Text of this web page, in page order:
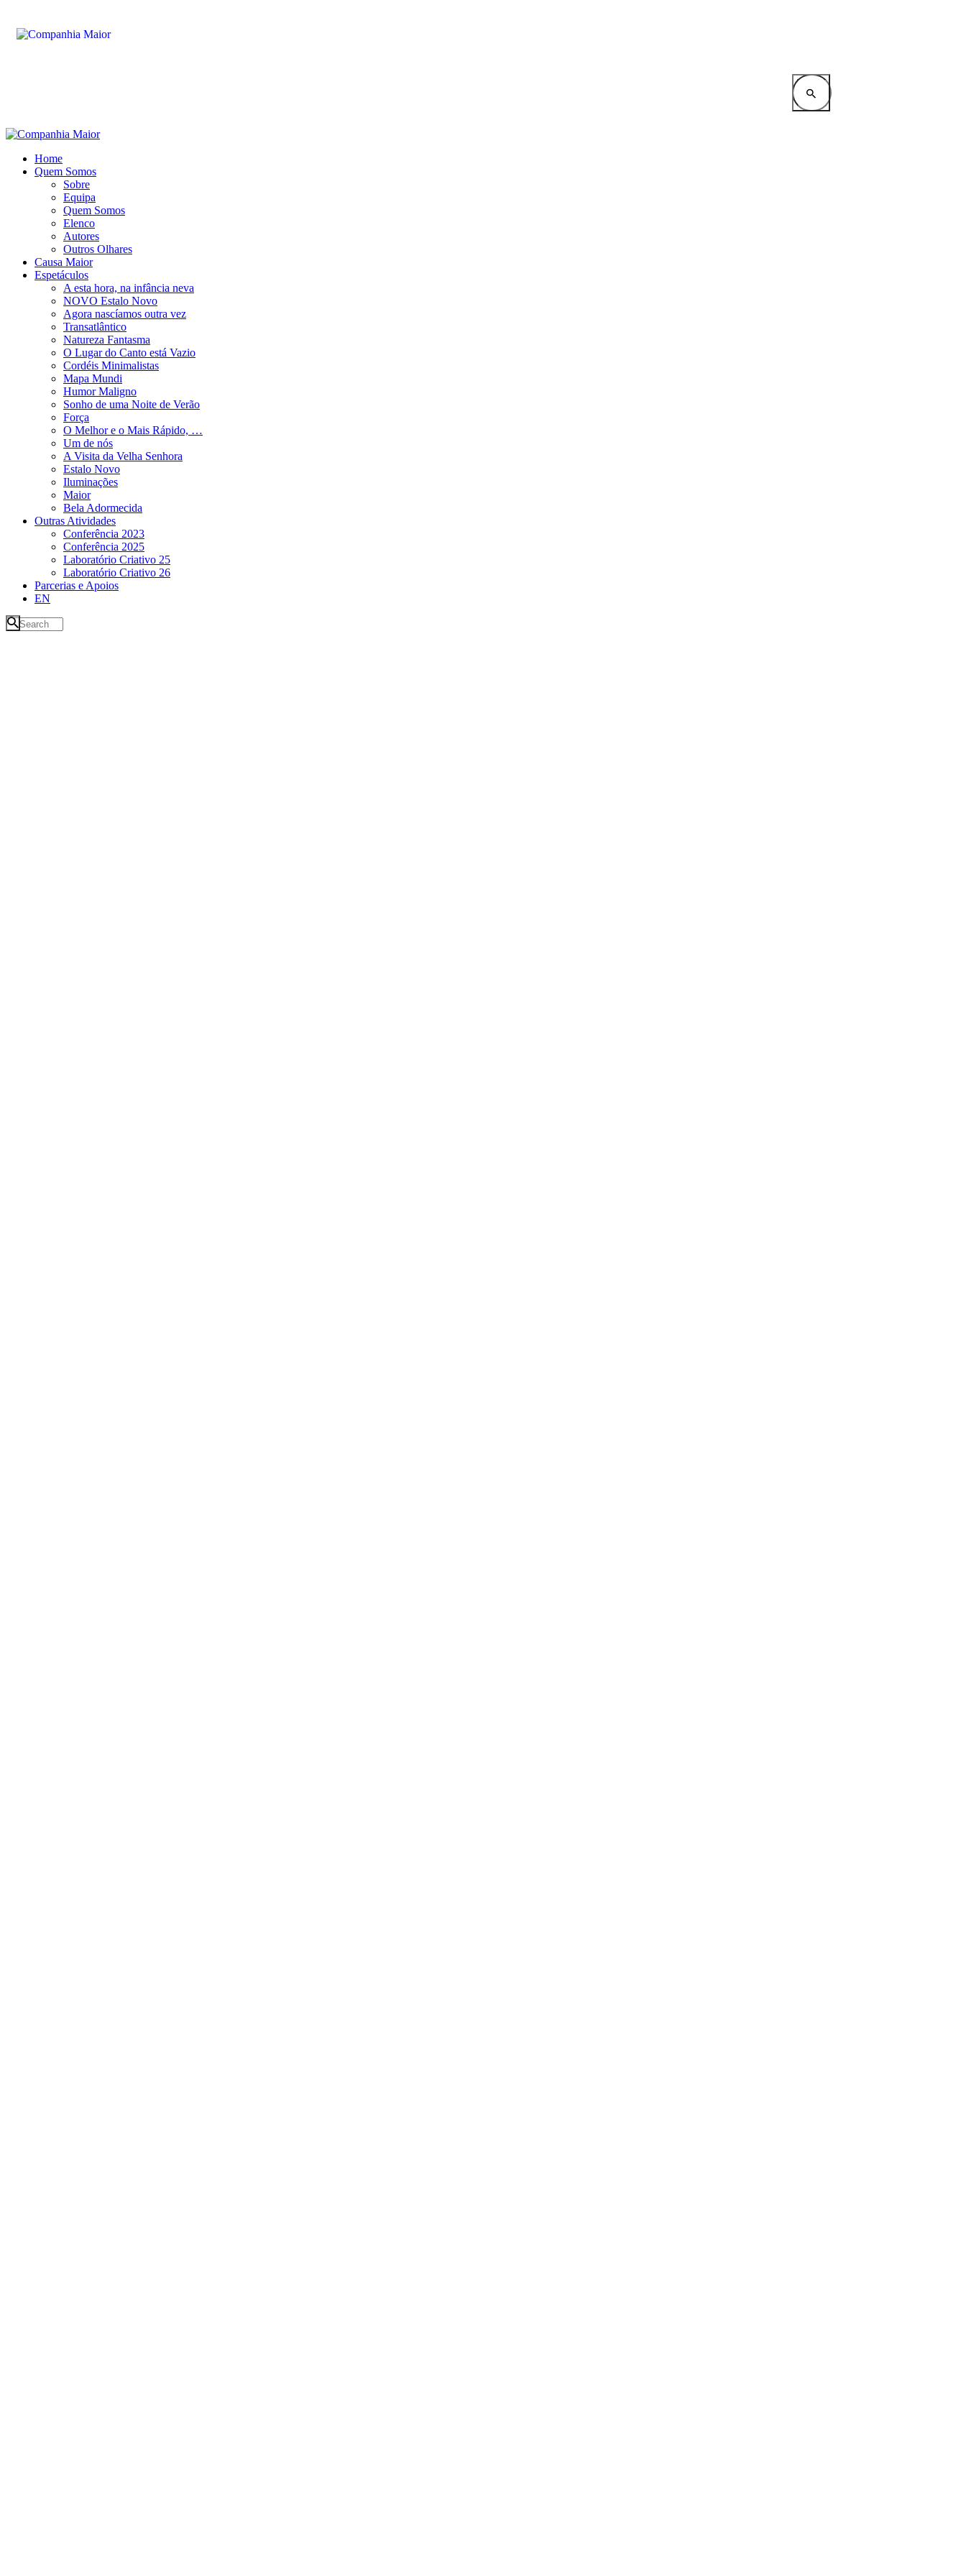
Home
Quem Somos
Sobre
Equipa
Quem Somos
Elenco
Autores
Outros Olhares
Causa Maior
Espetáculos
A esta hora, na infância neva
NOVO Estalo Novo
Agora nascíamos outra vez
Transatlântico
Natureza Fantasma
O Lugar do Canto está Vazio
Cordéis Minimalistas
Mapa Mundi
Humor Maligno
Sonho de uma Noite de Verão
Força
O Melhor e o Mais Rápido, …
Um de nós
A Visita da Velha Senhora
Estalo Novo
Iluminações
Maior
Bela Adormecida
Outras Atividades
Conferência 2023
Conferência 2025
Laboratório Criativo 25
Laboratório Criativo 26
Parcerias e Apoios
EN